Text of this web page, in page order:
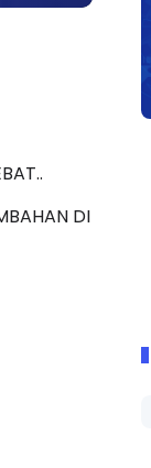
DI